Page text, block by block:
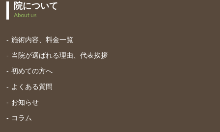
院について
About us
施術内容、料金一覧
当院が選ばれる理由、代表挨拶
初めての方へ
よくある質問
お知らせ
コラム